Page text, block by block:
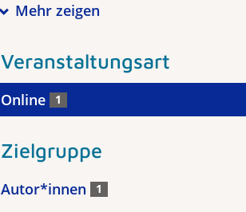
Mehr zeigen
Veranstaltungsart
Online 1
Zielgruppe
Autor*innen 1